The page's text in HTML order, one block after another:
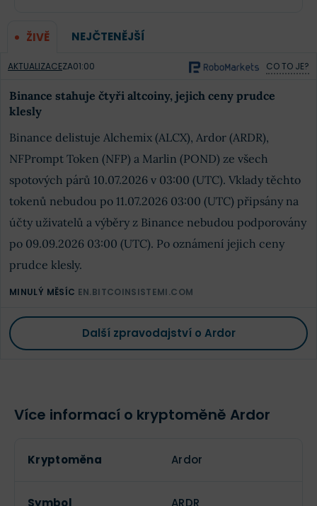
ŽIVĚ NEJČTENĚJŠÍ
AKTUALIZACEZA01:00 CO TO JE?
Binance stahuje čtyři altcoiny, jejich ceny prudce
klesly
Binance delistuje Alchemix (ALCX), Ardor (ARDR),
NFPrompt Token (NFP) a Marlin (POND) ze všech
spotových párů 10.07.2026 v 03:00 (UTC). Vklady těchto
tokenů nebudou po 11.07.2026 03:00 (UTC) připsány na
účty uživatelů a výběry z Binance nebudou podporovány
po 09.09.2026 03:00 (UTC). Po oznámení jejich ceny
prudce klesly.
MINULÝ MĚSÍC EN.BITCOINSISTEMI.COM
Další zpravodajství o Ardor
Více informací o kryptoměně Ardor
Kryptoměna Ardor
Symbol ARDR